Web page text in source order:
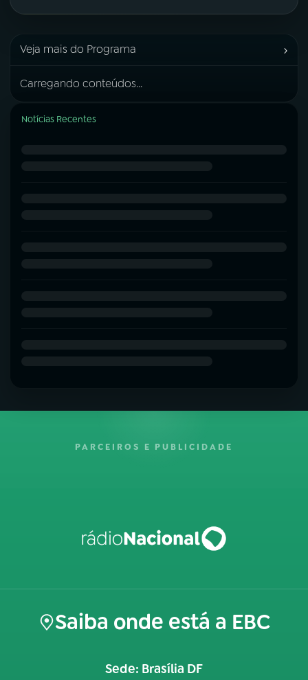
Veja mais do Programa ›
Carregando conteúdos...
Notícias Recentes
PARCEIROS E PUBLICIDADE
Saiba onde está a EBC
Sede: Brasília DF